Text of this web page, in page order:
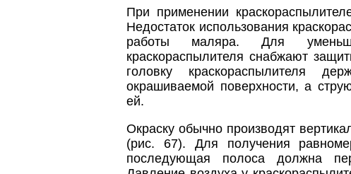
При применении
Недостаток использования
работы маляра. Для
краскораспылителя снабжают
головку краскораспылителя
окрашиваемой поверхности, а
ей.
Окраску обычно производят
(рис. 67). Для получения
последующая полоса должна